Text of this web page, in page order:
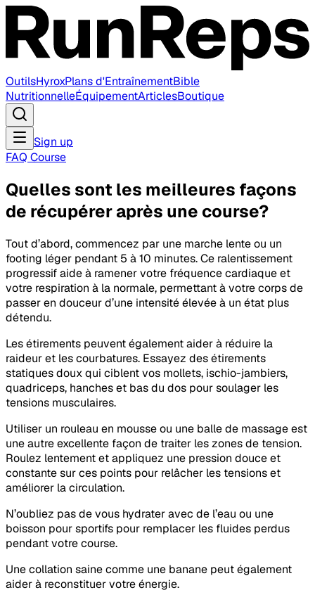
OutilsHyroxPlans d'EntraînementBible
NutritionnelleÉquipementArticlesBoutique
Sign up
FAQ Course
Quelles sont les meilleures façons
de récupérer après une course?
Tout d’abord, commencez par une marche lente ou un
footing léger pendant 5 à 10 minutes. Ce ralentissement
progressif aide à ramener votre fréquence cardiaque et
votre respiration à la normale, permettant à votre corps de
passer en douceur d’une intensité élevée à un état plus
détendu.
Les étirements peuvent également aider à réduire la
raideur et les courbatures. Essayez des étirements
statiques doux qui ciblent vos mollets, ischio-jambiers,
quadriceps, hanches et bas du dos pour soulager les
tensions musculaires.
Utiliser un rouleau en mousse ou une balle de massage est
une autre excellente façon de traiter les zones de tension.
Roulez lentement et appliquez une pression douce et
constante sur ces points pour relâcher les tensions et
améliorer la circulation.
N’oubliez pas de vous hydrater avec de l’eau ou une
boisson pour sportifs pour remplacer les fluides perdus
pendant votre course.
Une collation saine comme une banane peut également
aider à reconstituer votre énergie.